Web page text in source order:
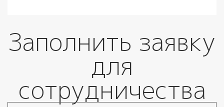
Заполнить заявку
для
сотрудничества